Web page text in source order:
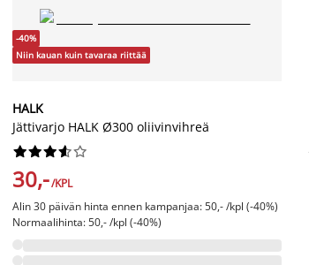
-40%
Niin kauan kuin tavaraa riittää
HALK
Jättivarjo HALK Ø300 oliivinvihreä






30,-/KPL
Alin 30 päivän hinta ennen kampanjaa: 50,- /kpl (-40%)
Normaalihinta: 50,- /kpl (-40%)